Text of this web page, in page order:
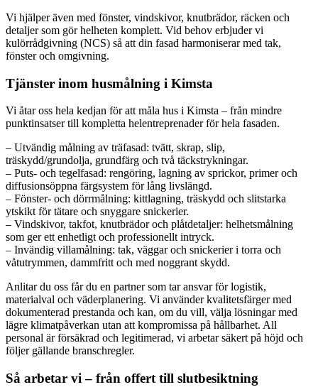
Vi hjälper även med fönster, vindskivor, knutbrädor, räcken och
detaljer som gör helheten komplett. Vid behov erbjuder vi
kulörrådgivning (NCS) så att din fasad harmoniserar med tak,
fönster och omgivning.
Tjänster inom husmålning i Kimsta
Vi åtar oss hela kedjan för att måla hus i Kimsta – från mindre
punktinsatser till kompletta helentreprenader för hela fasaden.
– Utvändig målning av träfasad: tvätt, skrap, slip,
träskydd/grundolja, grundfärg och två täckstrykningar.
– Puts- och tegelfasad: rengöring, lagning av sprickor, primer och
diffusionsöppna färgsystem för lång livslängd.
– Fönster- och dörrmålning: kittlagning, träskydd och slitstarka
ytskikt för tätare och snyggare snickerier.
– Vindskivor, takfot, knutbrädor och plåtdetaljer: helhetsmålning
som ger ett enhetligt och professionellt intryck.
– Invändig villamålning: tak, väggar och snickerier i torra och
våtutrymmen, dammfritt och med noggrant skydd.
Anlitar du oss får du en partner som tar ansvar för logistik,
materialval och väderplanering. Vi använder kvalitetsfärger med
dokumenterad prestanda och kan, om du vill, välja lösningar med
lägre klimatpåverkan utan att kompromissa på hållbarhet. All
personal är försäkrad och legitimerad, vi arbetar säkert på höjd och
följer gällande branschregler.
Så arbetar vi – från offert till slutbesiktning